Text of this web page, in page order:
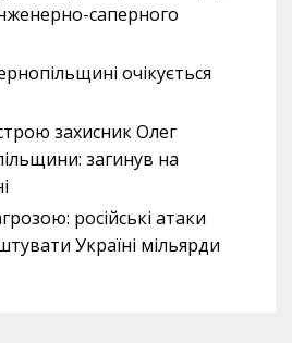
саперного
очікується
захисник Олег
загинув на
російські атаки
Україні мільярди